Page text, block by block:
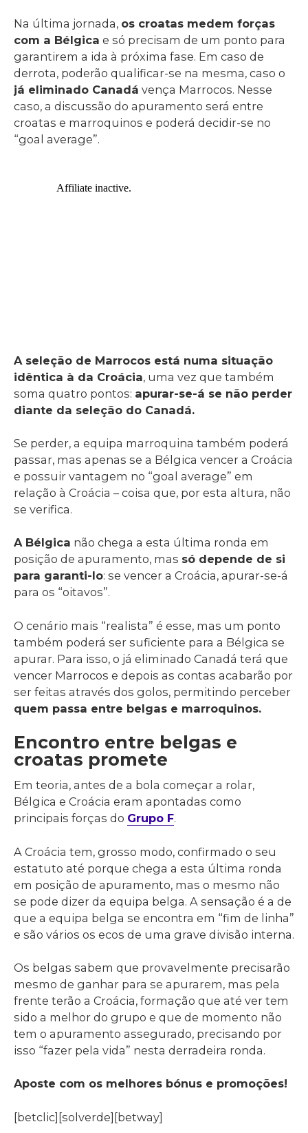
Na última jornada, os croatas medem forças
com a Bélgica e só precisam de um ponto para
garantirem a ida à próxima fase. Em caso de
derrota, poderão qualificar-se na mesma, caso o
já eliminado Canadá vença Marrocos. Nesse
caso, a discussão do apuramento será entre
croatas e marroquinos e poderá decidir-se no
“goal average”.
A seleção de Marrocos está numa situação
idêntica à da Croácia, uma vez que também
soma quatro pontos: apurar-se-á se não perder
diante da seleção do Canadá.
Se perder, a equipa marroquina também poderá
passar, mas apenas se a Bélgica vencer a Croácia
e possuir vantagem no “goal average” em
relação à Croácia – coisa que, por esta altura, não
se verifica.
A Bélgica não chega a esta última ronda em
posição de apuramento, mas só depende de si
para garanti-lo: se vencer a Croácia, apurar-se-á
para os “oitavos”.
O cenário mais “realista” é esse, mas um ponto
também poderá ser suficiente para a Bélgica se
apurar. Para isso, o já eliminado Canadá terá que
vencer Marrocos e depois as contas acabarão por
ser feitas através dos golos, permitindo perceber
quem passa entre belgas e marroquinos.
Encontro entre belgas e
croatas promete
Em teoria, antes de a bola começar a rolar,
Bélgica e Croácia eram apontadas como
principais forças do Grupo F.
A Croácia tem, grosso modo, confirmado o seu
estatuto até porque chega a esta última ronda
em posição de apuramento, mas o mesmo não
se pode dizer da equipa belga. A sensação é a de
que a equipa belga se encontra em “fim de linha”
e são vários os ecos de uma grave divisão interna.
Os belgas sabem que provavelmente precisarão
mesmo de ganhar para se apurarem, mas pela
frente terão a Croácia, formação que até ver tem
sido a melhor do grupo e que de momento não
tem o apuramento assegurado, precisando por
isso “fazer pela vida” nesta derradeira ronda.
Aposte com os melhores bónus e promoções!
[betclic][solverde][betway]